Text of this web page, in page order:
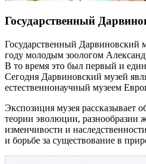
Государственный
Государственный Дарвиновский
году молодым зоологом
В то время это был первый и
Сегодня Дарвиновский музей
естественнонаучный музеем
Экспозиция музея рассказывает
теории эволюции, разнообразии
изменчивости и
и борьбе за существование в